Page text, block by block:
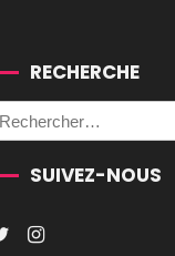
RECHERCHE
SUIVEZ-NOUS